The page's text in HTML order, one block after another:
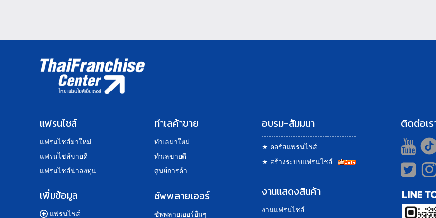
แฟรนไชส์
แฟรนไชส์มาใหม่
แฟรนไชส์ขายดี
แฟรนไชส์น่าลงทุน
เพิ่มข้อมูล
แฟรนไชส์
ทำเลค้าขาย
ทำเลมาใหม่
ทำเลขายดี
ศูนย์การค้า
ซัพพลายเออร์
ซัพพลายเออร์อื่นๆ
อบรม-สัมมนา
★ คอร์สแฟรนไชส์
★ สร้างระบบแฟรนไชส์
งานแสดงสินค้า
งานแฟรนไชส์
ติดต่อเร